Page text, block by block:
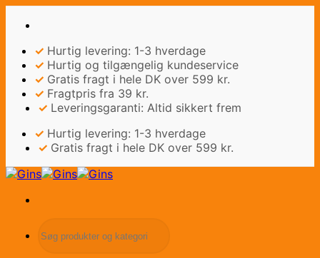
✓ Hurtig levering: 1-3 hverdage
✓ Hurtig og tilgængelig kundeservice
✓ Gratis fragt i hele DK over 599 kr.
✓ Fragtpris fra 39 kr.
✓ Leveringsgaranti: Altid sikkert frem
✓ Hurtig levering: 1-3 hverdage
✓ Gratis fragt i hele DK over 599 kr.
efter: